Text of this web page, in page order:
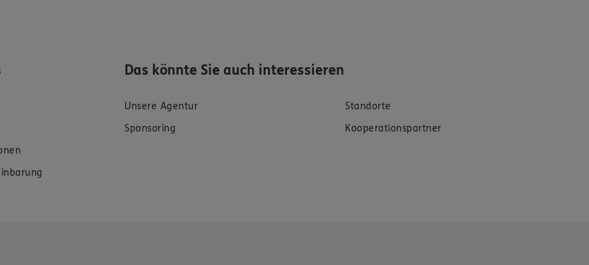
Das könnte Sie auch interessieren
Unsere Agentur
Standorte
Sponsoring
Kooperationspartner